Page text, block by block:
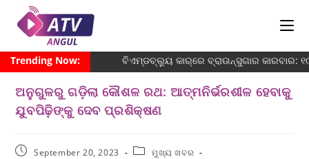
Trending Now: ବିଏମ୍‌ଡବ୍ଲ୍ୟୁ କାର୍‌ରେ ବ୍ରାଉନ୍‌ସୁଗାର କାରବାର:
ଅନୁଗୁଳରୁ ଗଡ଼ିଲା କୌଶଳ ରଥ: ଆତ୍ମନିର୍ଭରଶୀଳ ହେବାକୁ
ଯୁବପିଢ଼ିଙ୍କୁ ଦେବ ପ୍ରଶିକ୍ଷଣ
September 20, 2023
ମୁଖ୍ୟ ଖବର